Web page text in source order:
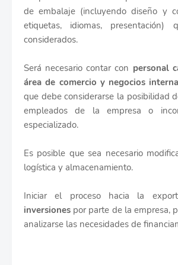
de embalaje (incluyendo diseño y
etiquetas, idiomas, presentación)
considerados.
Será necesario contar con personal
área de comercio y negocios
que debe considerarse la posibilidad
empleados de la empresa o
especializado.
Es posible que sea necesario
logística y almacenamiento.
Iniciar el proceso hacia la
inversiones por parte de la empresa,
analizarse las necesidades de